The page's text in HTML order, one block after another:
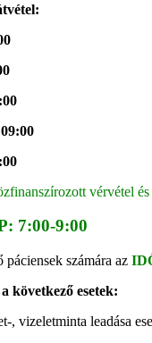
vérvétel
7:00-9:00
számára az
következő esetek:
, vizeletminta leadása